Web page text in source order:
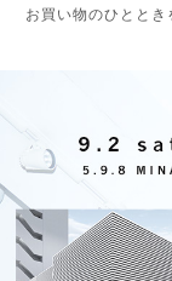
お買い物のひととき